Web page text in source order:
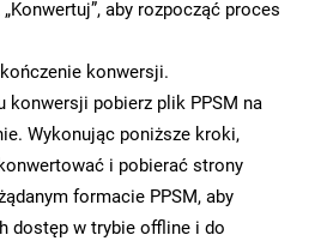
aby rozpocząć proces
konwersji.
konwersji pobierz plik PPSM na
Wykonując poniższe kroki,
i pobierać strony
formacie PPSM, aby
dostęp w trybie offline i do